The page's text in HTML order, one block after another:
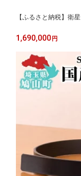
【ふるさと納税】衛
1,690,000 円